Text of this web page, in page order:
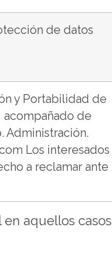
de datos
y Portabilidad de
de
Administración.
Los interesados
a reclamar ante
aquellos casos